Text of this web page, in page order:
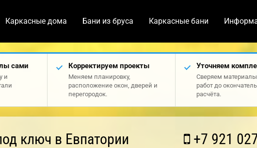
Каркасные дома Бани из бруса Каркасные бани
сами
и
Корректируем проекты
Меняем планировку,
расположение окон, дверей и
перегородок.
Уточняем
Сверяем материалы
работ до
расчёта.
ключ в Евпатории +7 921